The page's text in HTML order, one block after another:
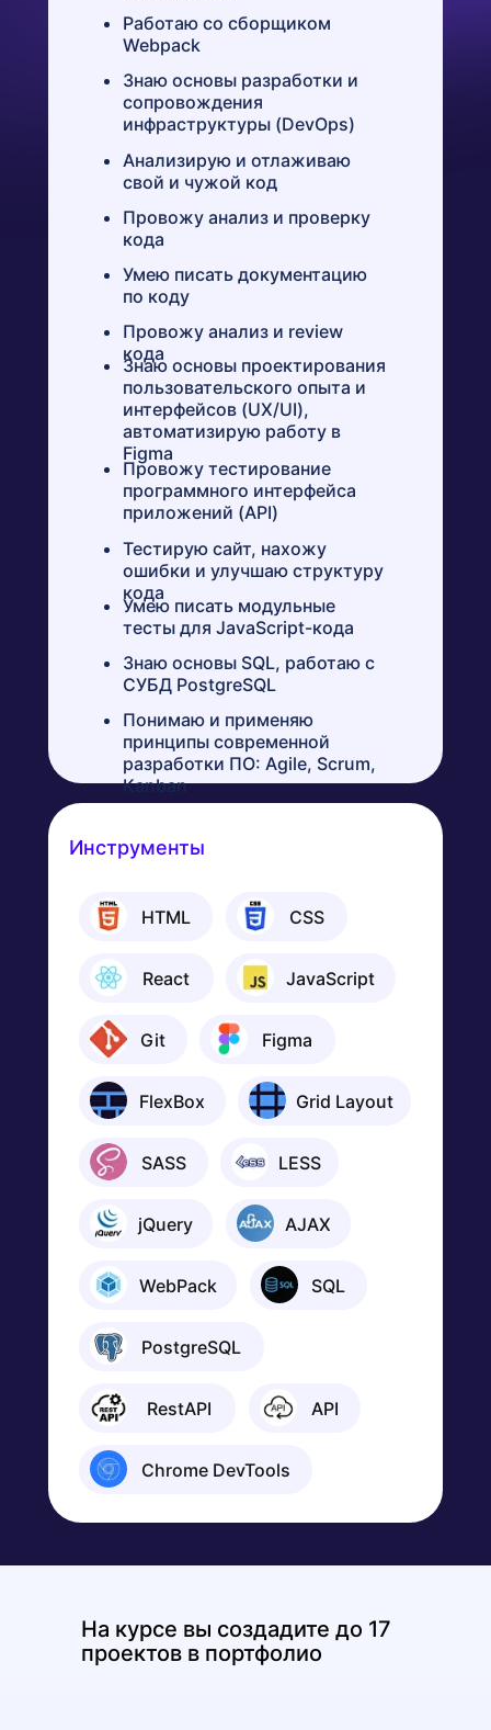
Работаю со сборщиком
Webpack
Провожу анализ и проверку
кода
Инструменты
⠀⠀⠀FlexBox
⠀⠀⠀PostgreSQL
⠀⠀⠀Git
⠀⠀⠀API
⠀⠀⠀ RestAPI
⠀⠀⠀HTML ⠀⠀⠀CSS
⠀⠀⠀JavaScript
Знаю основы разработки и
сопровождения
инфраструктуры (DevOps)
Анализирую и отлаживаю
свой и чужой код
Умею писать документацию
по коду
⠀⠀⠀React
Провожу анализ и review
кода
Знаю основы проектирования
пользовательского опыта и
интерфейсов (UX/UI),
автоматизирую работу в
Figma
⠀⠀⠀Figma
Тестирую сайт, нахожу
ошибки и улучшаю структуру
кода
Умею писать модульные
тесты для JavaScript-кода
⠀⠀⠀WebPack
Провожу тестирование
программного интерфейса
приложений (API)
Знаю основы SQL, работаю с
СУБД PostgreSQL
Понимаю и применяю
принципы современной
разработки ПО: Agile, Scrum,
Kanban
⠀⠀⠀Chrome DevTools
⠀⠀⠀Grid Layout
⠀⠀⠀SASS ⠀⠀⠀LESS
⠀⠀⠀jQuery ⠀⠀⠀AJAX
⠀⠀⠀SQL
На курсе вы создадите до 17
проектов в портфолио